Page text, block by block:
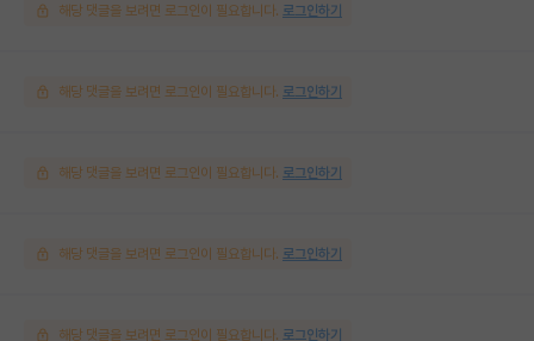
해당 댓글을 보려면 로그인이 필요합니다. 로그인하기
해당 댓글을 보려면 로그인이 필요합니다. 로그인하기
해당 댓글을 보려면 로그인이 필요합니다. 로그인하기
해당 댓글을 보려면 로그인이 필요합니다. 로그인하기
해당 댓글을 보려면 로그인이 필요합니다. 로그인하기